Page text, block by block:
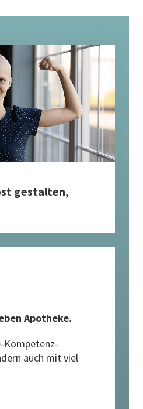
gestalten,
Apotheke.
Kompetenz-
auch mit viel